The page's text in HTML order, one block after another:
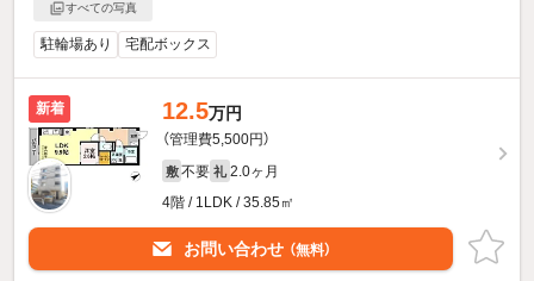
すべての写真
駐輪場あり 宅配ボックス
新着 12.5万円
（管理費5,500円）
敷 不要 礼 2.0ヶ月
4階 / 1LDK / 35.85㎡
お問い合わせ （無料）